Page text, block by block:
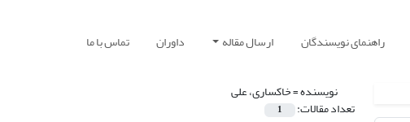
راهنمای نویسندگان ارسال مقاله داوران تماس با ما
نویسنده =خاکساری، علی
تعداد مقالات: 1